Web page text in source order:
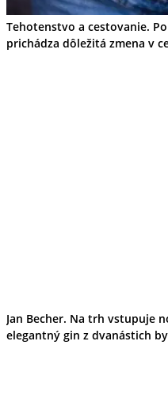
Tehotenstvo a cestovanie.
prichádza dôležitá zmena v
Jan Becher. Na trh vstupuje
elegantný gin z dvanástich